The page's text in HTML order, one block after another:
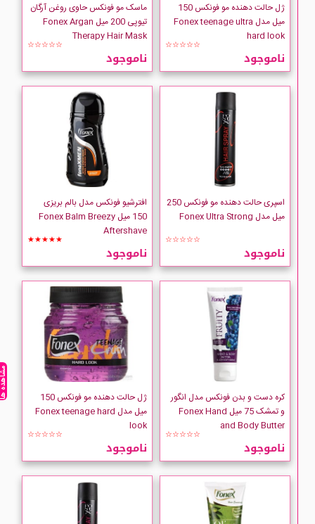
ژل حالت دهنده مو فونکس 150
میل مدل Fonex teenage ultra
hard look
☆☆☆☆☆
ناموجود
ماسک مو فونکس حاوی روغن آرگان
تیوپی 200 میل Fonex Argan
Therapy Hair Mask
☆☆☆☆☆
ناموجود
اسپری حالت دهنده مو فونکس 250
میل مدل Fonex Ultra Strong
☆☆☆☆☆
ناموجود
افترشیو فونکس مدل بالم بریزی
150 میل Fonex Balm Breezy
Aftershave
★★★★★
ناموجود
کره دست و بدن فونکس مدل انگور
و تمشک 75 میل Fonex Hand
and Body Butter
☆☆☆☆☆
ناموجود
ژل حالت دهنده مو فونکس 150
میل مدل Fonex teenage hard
look
☆☆☆☆☆
ناموجود